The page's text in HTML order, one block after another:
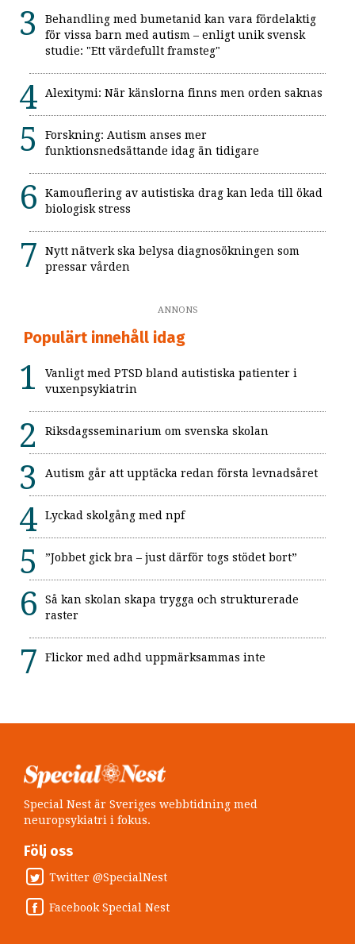
Behandling med bumetanid kan vara fördelaktig
för vissa barn med autism – enligt unik svensk
studie: "Ett värdefullt framsteg"
Alexitymi: När känslorna finns men orden saknas
Forskning: Autism anses mer
funktionsnedsättande idag än tidigare
Kamouflering av autistiska drag kan leda till ökad
biologisk stress
Nytt nätverk ska belysa diagnosökningen som
pressar vården
ANNONS
Populärt innehåll idag
Vanligt med PTSD bland autistiska patienter i
vuxenpsykiatrin
Riksdagsseminarium om svenska skolan
Autism går att upptäcka redan första levnadsåret
Lyckad skolgång med npf
”Jobbet gick bra – just därför togs stödet bort”
Så kan skolan skapa trygga och strukturerade
raster
Flickor med adhd uppmärksammas inte
Special Nest är Sveriges webbtidning med
neuropsykiatri i fokus.
Följ oss
Twitter @SpecialNest
Facebook Special Nest